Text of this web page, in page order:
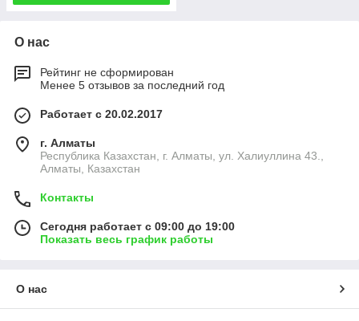
О нас
Рейтинг не сформирован
Менее 5 отзывов за последний год
Работает с 20.02.2017
г. Алматы
Республика Казахстан, г. Алматы, ул. Халиуллина 43.,
Алматы, Казахстан
Контакты
Сегодня работает с 09:00 до 19:00
Показать весь график работы
О нас